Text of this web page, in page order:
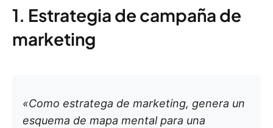
1. Estrategia de campaña de
marketing
«Como estratega de marketing, genera un
esquema de mapa mental para una